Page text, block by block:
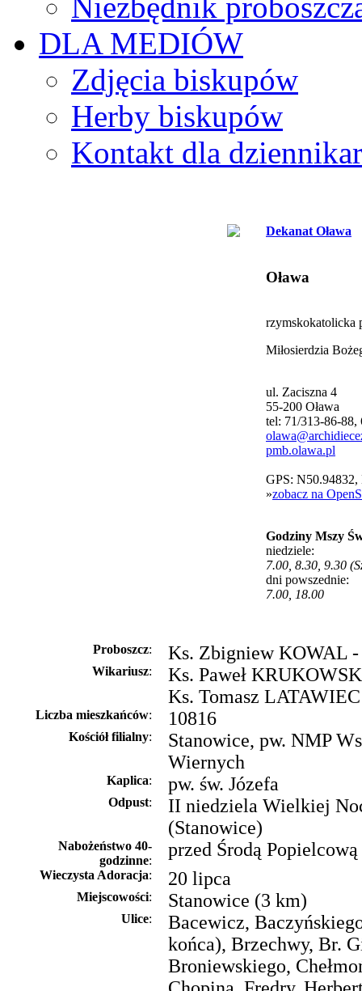
DLA MEDIÓW
Zdjęcia biskupów
Herby biskupów
Kontakt dla
Dekanat Oława
Oława
rzymskokatolicka
Miłosierdzia
ul. Zaciszna 4
55-200 Oława
tel: 71/313-86-88,
pmb.olawa.pl
GPS: N50.94832,
»zobacz na
Godziny Mszy
niedziele:
7.00, 8.30, 9.30
dni powszednie:
7.00, 18.00
Proboszcz: Ks. Zbigniew KOWAL -
Wikariusz:
Ks. Paweł
Ks. Tomasz
Liczba mieszkańców: 10816
Kościół filialny:
Stanowice, pw. NMP
Wiernych
Kaplica: pw. św. Józefa
Odpust:
II niedziela Wielkiej
(Stanowice)
Nabożeństwo 40-
godzinne:
przed Środą Popielcową
Wieczysta Adoracja: 20 lipca
Miejscowości: Stanowice (3 km)
Ulice:
Bacewicz,
końca), Brzechwy, Br.
Broniewskiego,